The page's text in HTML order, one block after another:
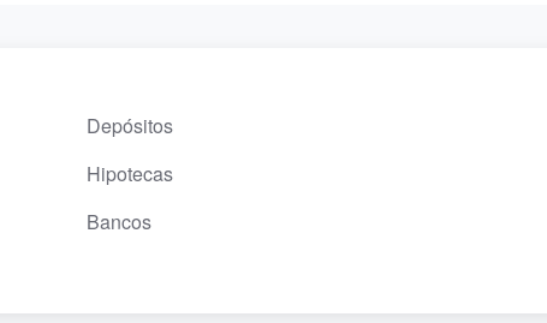
Depósitos
Hipotecas
Bancos